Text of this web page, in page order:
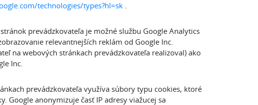
technologies/types?hl=sk.
prevádzkovateľa je možné službu Google Analytics
relevantnejších reklám od Google Inc.
na webových stránkach prevádzkovateľa realizoval) ako
Inc.
prevádzkovateľa využíva súbory typu cookies, ktoré
Google anonymizuje časť IP adresy viažucej sa